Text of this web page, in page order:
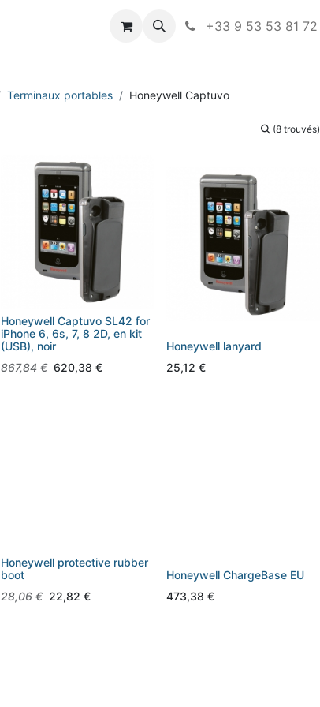
+33 9 53 53 81 72
Terminaux portables Honeywell Captuvo
(8 trouvés)
Honeywell Captuvo SL42 for
iPhone 6, 6s, 7, 8 2D, en kit
(USB), noir
867,84€ 620,38 €
Honeywell lanyard
25,12 €
Honeywell protective rubber
boot
28,06€ 22,82 €
Honeywell ChargeBase EU
473,38 €